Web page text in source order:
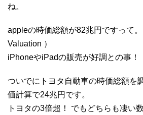
ね。
appleの時価総額が82兆円ですって
Valuation ）
iPhoneやiPadの販売が好調との事！
ついでにトヨタ自動車の時価総額を
価計算で24兆円です。
トヨタの3倍超！ でもどちらも凄い